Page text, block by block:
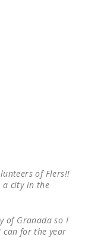
of Flers!!
a city in the
of Granada so I
can for the year